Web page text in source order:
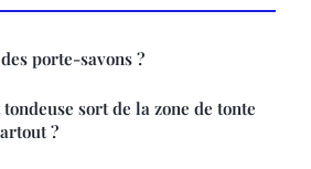
porte-savons ?
sort de la zone de tonte
?